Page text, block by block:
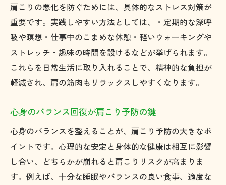
肩こりの悪化を防ぐためには、具体的なストレス対策が
重要です。実践しやすい方法としては、・定期的な深呼
吸や瞑想・仕事中のこまめな休憩・軽いウォーキングや
ストレッチ・趣味の時間を設けるなどが挙げられます。
これらを日常生活に取り入れることで、精神的な負担が
軽減され、肩の筋肉もリラックスしやすくなります。
心身のバランス回復が肩こり予防の鍵
心身のバランスを整えることが、肩こり予防の大きなポ
イントです。心理的な安定と身体的な健康は相互に影響
し合い、どちらかが崩れると肩こりリスクが高まりま
す。例えば、十分な睡眠やバランスの良い食事、適度な